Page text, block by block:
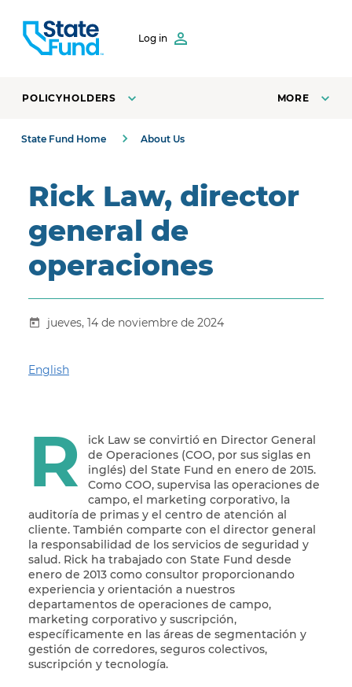
Log in
POLICYHOLDERS MORE
State Fund Home About Us
Rick Law, director
general de
operaciones
jueves, 14 de noviembre de 2024
English
R
ick Law se convirtió en Director General
de Operaciones (COO, por sus siglas en
inglés) del State Fund en enero de 2015.
Como COO, supervisa las operaciones de
campo, el marketing corporativo, la
auditoría de primas y el centro de atención al
cliente. También comparte con el director general
la responsabilidad de los servicios de seguridad y
salud. Rick ha trabajado con State Fund desde
enero de 2013 como consultor proporcionando
experiencia y orientación a nuestros
departamentos de operaciones de campo,
marketing corporativo y suscripción,
específicamente en las áreas de segmentación y
gestión de corredores, seguros colectivos,
suscripción y tecnología.